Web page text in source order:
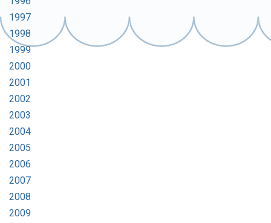
1997
1998
1999
2000
2001
2002
2003
2004
2005
2006
2007
2008
2009